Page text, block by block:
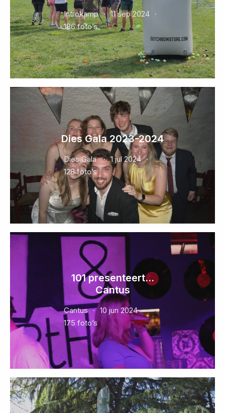
Introkamp
11 sep 2024
186 foto’s
Dies Gala 2023-2024
Dies Gala
1 jul 2024
128 foto’s
101 presenteert...
Cantus
Cantus
10 jun 2024
175 foto’s